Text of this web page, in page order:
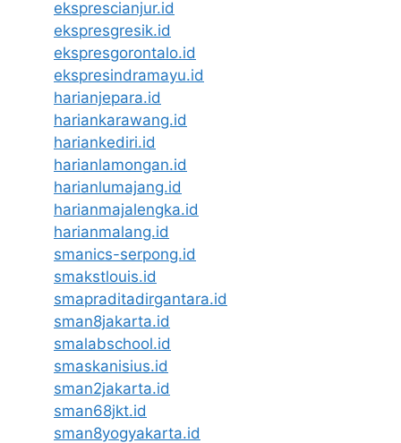
eksprescianjur.id
ekspresgresik.id
ekspresgorontalo.id
ekspresindramayu.id
harianjepara.id
hariankarawang.id
hariankediri.id
harianlamongan.id
harianlumajang.id
harianmajalengka.id
harianmalang.id
smanics-serpong.id
smakstlouis.id
smapraditadirgantara.id
sman8jakarta.id
smalabschool.id
smaskanisius.id
sman2jakarta.id
sman68jkt.id
sman8yogyakarta.id